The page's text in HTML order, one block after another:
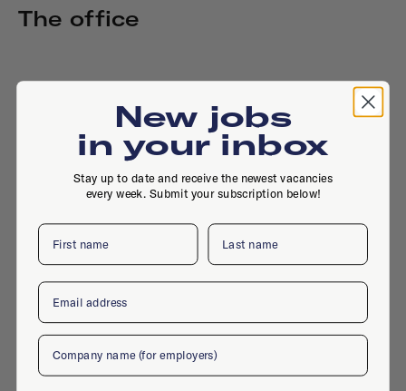
The office
New jobs
in your inbox
Stay up to date and receive the newest vacancies
every week. Submit your subscription below!
First name Last name
Email
Company